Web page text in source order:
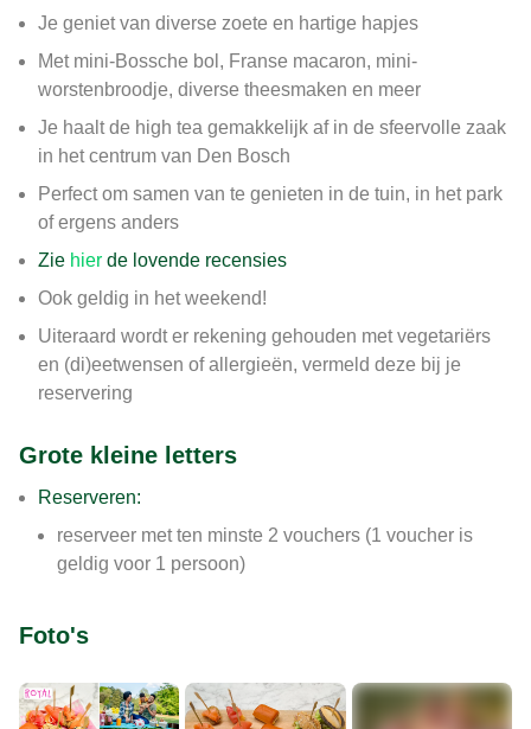
Je geniet van diverse zoete en hartige hapjes
Met mini-Bossche bol, Franse macaron, mini-
worstenbroodje, diverse theesmaken en meer
Je haalt de high tea gemakkelijk af in de sfeervolle zaak
in het centrum van Den Bosch
Perfect om samen van te genieten in de tuin, in het park
of ergens anders
Zie hier de lovende recensies
Ook geldig in het weekend!
Uiteraard wordt er rekening gehouden met vegetariërs
en (di)eetwensen of allergieën, vermeld deze bij je
reservering
Grote kleine letters
Reserveren:
reserveer met ten minste 2 vouchers (1 voucher is
geldig voor 1 persoon)
Foto's